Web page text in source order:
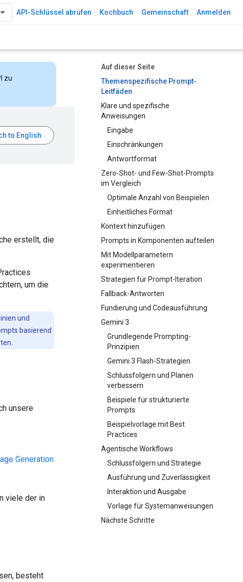
API-Schlüssel abrufen Kochbuch Gemeinschaft Anmelden
Auf dieser Seite
Themenspezifische Prompt-
Leitfäden
Klare und spezifische
Anweisungen
Eingabe
Einschränkungen
Antwortformat
Zero-Shot- und Few-Shot-Prompts
im Vergleich
Optimale Anzahl von Beispielen
Einheitliches Format
Kontext hinzufügen
Prompts in Komponenten aufteilen
Mit Modellparametern
experimentieren
Strategien für Prompt-Iteration
Fallback-Antworten
Fundierung und Codeausführung
Gemini 3
Grundlegende Prompting-
Prinzipien
Gemini 3 Flash-Strategien
Schlussfolgern und Planen
verbessern
Beispiele für strukturierte
Prompts
Beispielvorlage mit Best
Practices
Agentische Workflows
Schlussfolgern und Strategie
Ausführung und Zuverlässigkeit
Interaktion und Ausgabe
Vorlage für Systemanweisungen
Nächste Schritte
zu
erstellt, die
um die
und
basierend
unsere
Generation
viele der in
besteht